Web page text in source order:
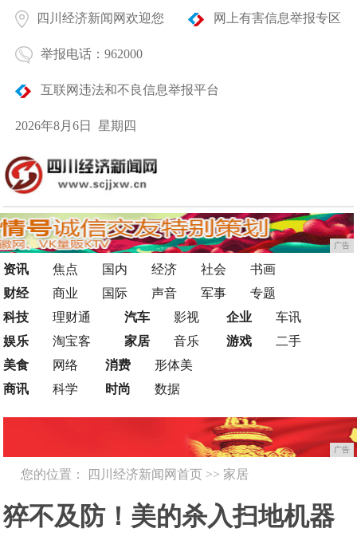
四川经济新闻网欢迎您 网上有害信息举报专区
举报电话：962000
互联网违法和不良信息举报平台
2026年8月6日 星期四
广告
资讯 焦点 国内 经济 社会
书画
财经
商业 国际 声音 军事
专题
科技
理财通
娱乐
淘宝客
汽车
影视
家居
音乐
企业
车讯
游戏
二手
美食
网络
商讯
科学
消费
形体美
时尚
数据
广告
您的位置： 四川经济新闻网首页 >> 家居
猝不及防！美的杀入扫地机器